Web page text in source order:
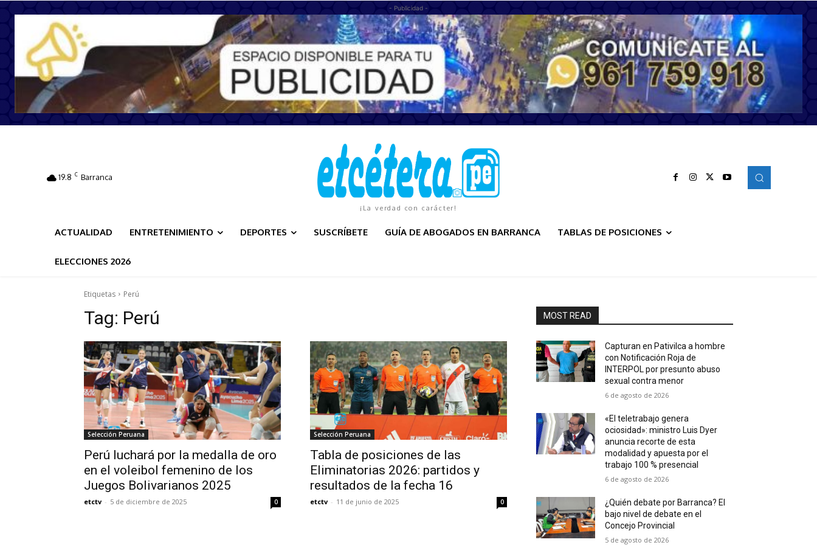
- Publicidad -
19.8 C Barranca
¡La verdad con carácter!
ACTUALIDAD ENTRETENIMIENTO DEPORTES SUSCRÍBETE GUÍA DE ABOGADOS EN BARRANCA TABLAS DE POSICIONES
ELECCIONES 2026
Etiquetas Perú
Tag: Perú
Selección Peruana
Perú luchará por la medalla de oro
en el voleibol femenino de los
Juegos Bolivarianos 2025
etctv - 5 de diciembre de 2025 0
Selección Peruana
Tabla de posiciones de las
Eliminatorias 2026: partidos y
resultados de la fecha 16
etctv - 11 de junio de 2025 0
MOST READ
Capturan en Pativilca a hombre
con Notificación Roja de
INTERPOL por presunto abuso
sexual contra menor
6 de agosto de 2026
«El teletrabajo genera
ociosidad»: ministro Luis Dyer
anuncia recorte de esta
modalidad y apuesta por el
trabajo 100 % presencial
6 de agosto de 2026
¿Quién debate por Barranca? El
bajo nivel de debate en el
Concejo Provincial
5 de agosto de 2026